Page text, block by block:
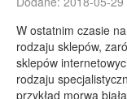
Ogród, Rośliny
Chemia
Art. Spożywcze
W ostatnim czasie
rodzaju sklepów,
sklepów
rodzaju
przykład morwa